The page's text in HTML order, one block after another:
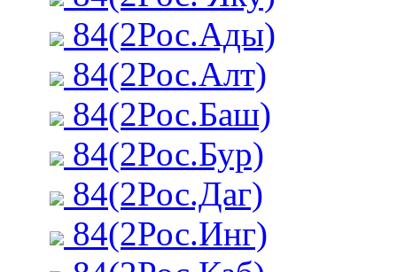
84(2Рос.Ады)
84(2Рос.Алт)
84(2Рос.Баш)
84(2Рос.Бур)
84(2Рос.Даг)
84(2Рос.Инг)